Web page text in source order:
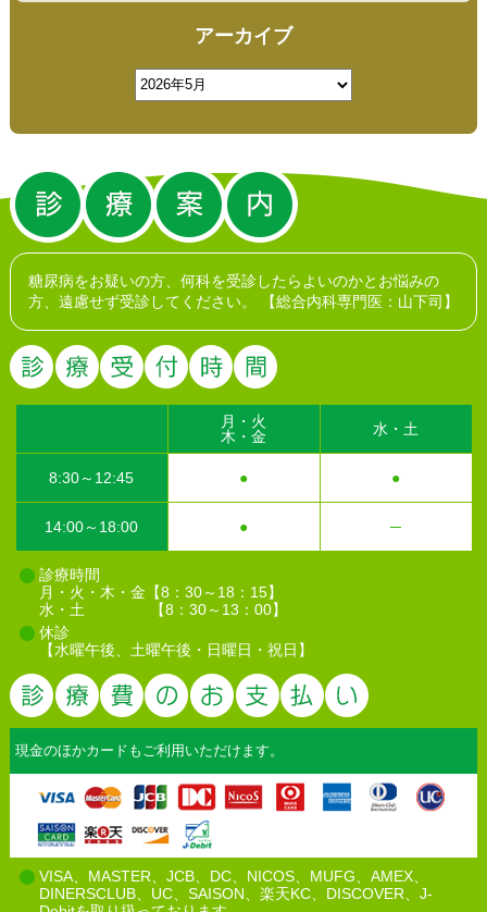
アーカイブ
糖尿病をお疑いの方、何科を受診したらよいのかとお悩みの
方、遠慮せず受診してください。
【総合内科専門医：山下司】
月・火
木・金
水・土
8:30～12:45 ● ●
14:00～18:00 ● ─
診療時間
月・火・木・金【8：30～18：15】
水・土 【8：30～13：00】
休診
【水曜午後、土曜午後・日曜日・祝日】
診療費の
現金のほかカードもご利用いただけます。
VISA、MASTER、JCB、DC、NICOS、MUFG、AMEX、
DINERSCLUB、UC、SAISON、楽天KC、DISCOVER、J-